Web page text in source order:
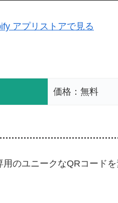
アプリストアで見る
価格：無料
のユニークなQRコード